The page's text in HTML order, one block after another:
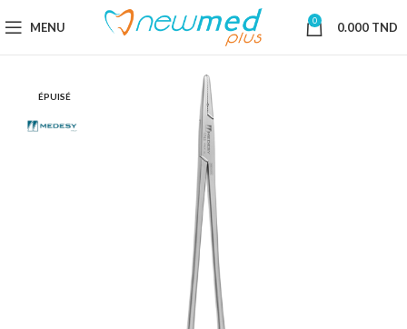
MENU 0 0.000 TND
ÉPUISÉ